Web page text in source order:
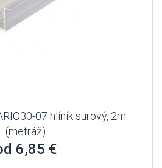
07 hlíník surový, 2m
(metráž)
6,85 €